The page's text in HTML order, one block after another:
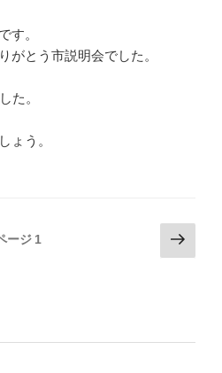
す。
がとう市説明会でした。
た。
ょう。
ージ 1
次
の